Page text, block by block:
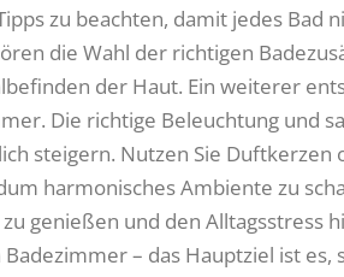
zu beachten, damit jedes Bad
die Wahl der richtigen
der Haut. Ein weiterer
Die richtige Beleuchtung und
steigern. Nutzen Sie Duftkerzen
harmonisches Ambiente zu
genießen und den Alltagsstress
– das Hauptziel ist es,